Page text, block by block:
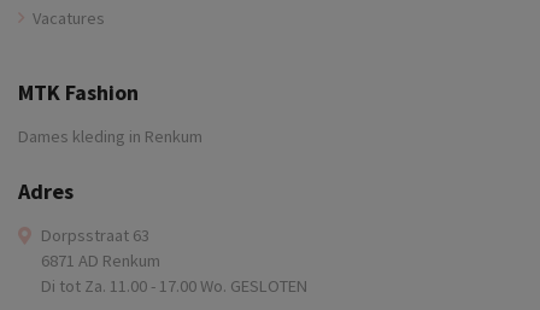
Vacatures
MTK Fashion
Dames kleding in Renkum
Adres
Dorpsstraat 63
6871 AD Renkum
Di tot Za. 11.00 - 17.00 Wo. GESLOTEN